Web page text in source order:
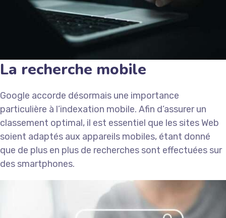
La recherche mobile
Google accorde désormais une importance
particulière à l’indexation mobile. Afin d’assurer un
classement optimal, il est essentiel que les sites Web
soient adaptés aux appareils mobiles, étant donné
que de plus en plus de recherches sont effectuées sur
des smartphones.